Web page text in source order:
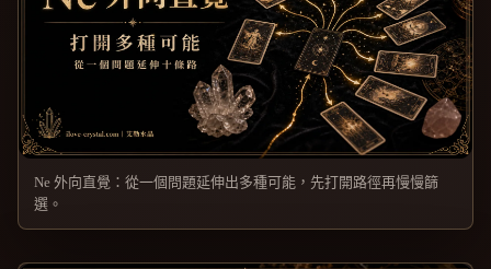
Ne 外向直覺：從一個問題延伸出多種可能，先打開路徑再慢慢篩
選。